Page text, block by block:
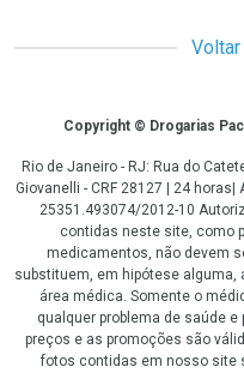
Voltar
CopyrightCopyright © Drogarias
Rio de Janeiro - RJ: Rua do
Giovanelli - CRF 28127 | 24
25351.493074/2012-10
contidas neste site, como
medicamentos, não devem
substituem, em hipótese alguma,
área médica. Somente o
qualquer problema de saúde
preços e as promoções são
fotos contidas em nosso site